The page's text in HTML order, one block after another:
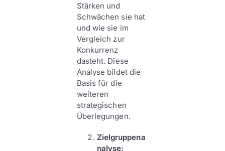
Stärken und
Schwächen sie hat
und wie sie im
Vergleich zur
Konkurrenz
dasteht. Diese
Analyse bildet die
Basis für die
weiteren
strategischen
Überlegungen.
Zielgruppena
nalyse: